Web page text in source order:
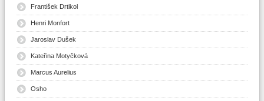
František Drtikol
Henri Monfort
Jaroslav Dušek
Kateřina Motyčková
Marcus Aurelius
Osho